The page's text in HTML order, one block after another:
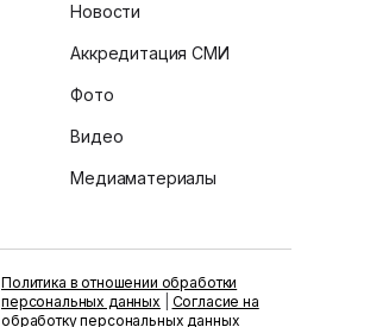
Новости
Аккредитация СМИ
Фото
Видео
Медиаматериалы
Политика в отношении обработки
персональных данных
Согласие на
обработку персональных данных